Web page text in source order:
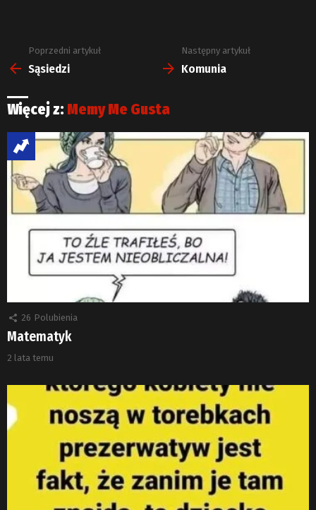
Zobacz
więcej
Poprzedni artykuł
Sąsiedzi
Następny artykuł
Komunia
Więcej z: Memy Me Gusta
26 Polubienia
Matematyk
2 lata temu